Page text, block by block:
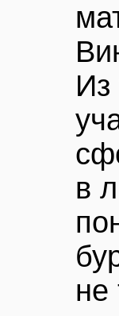
Из
в
не